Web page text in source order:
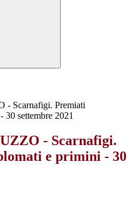
Scarnafigi. Premiati
settembre 2021
- Scarnafigi.
e primini - 30